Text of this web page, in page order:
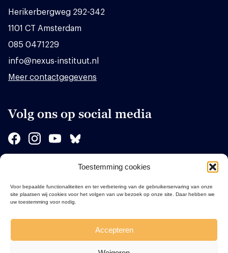
Toestemming cookies
Voor bepaalde functionaliteiten en ter verbetering van de gebruikerservaring van onze
site plaatsen wij cookies voor het volgen van uw bezoek op onze site. Daar hebben we
uw toestemming voor nodig.
Accepteren
Herikerbergweg 292-342
1101 CT Amsterdam
085 0471229
info@nexus-instituut.nl
Meer contactgegevens
Volg ons op social media